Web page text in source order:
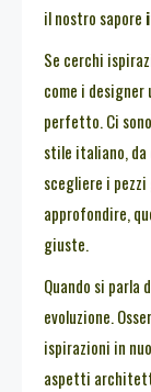
il nostro sapore
Se cerchi
come i
perfetto. Ci
stile italiano, da
scegliere i
approfondire,
giuste.
Quando si parla
evoluzione.
ispirazioni in
aspetti